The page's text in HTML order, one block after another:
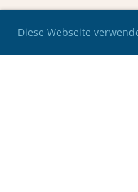
Diese Webseite